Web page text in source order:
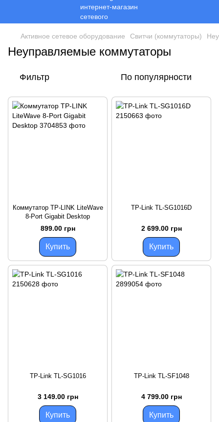
Активное сетевое оборудование Свитчи (коммутаторы)
Неуправляемые коммутаторы
Фильтр По популярности
Коммутатор TP-LINK LiteWave
8-Port Gigabit Desktop
899.00 грн
Купить
TP-Link TL-SG1016D
2 699.00 грн
Купить
TP-Link TL-SG1016
3 149.00 грн
Купить
TP-Link TL-SF1048
4 799.00 грн
Купить